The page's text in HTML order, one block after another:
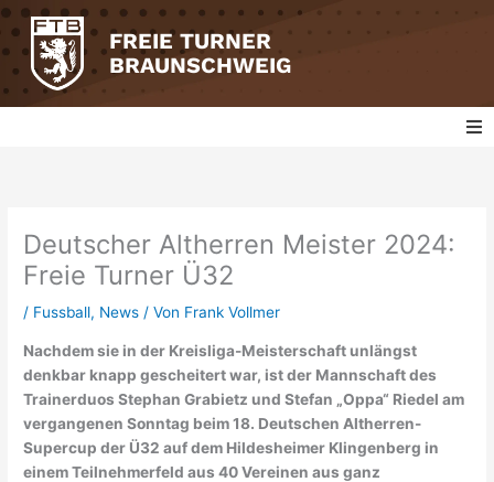
Zum
Inhalt
springen
FREIE TURNER
BRAUNSCHWEIG
Badminton
Tischtennis
Turnen
Volleyball
Deutscher Altherren Meister 2024:
Freie Turner Ü32
/ Fussball, News / Von Frank Vollmer
Nachdem sie in der Kreisliga-Meisterschaft unlängst
denkbar knapp gescheitert war, ist der Mannschaft des
Trainerduos Stephan Grabietz und Stefan „Oppa“ Riedel am
vergangenen Sonntag beim 18. Deutschen Altherren-
Supercup der Ü32 auf dem Hildesheimer Klingenberg in
einem Teilnehmerfeld aus 40 Vereinen aus ganz